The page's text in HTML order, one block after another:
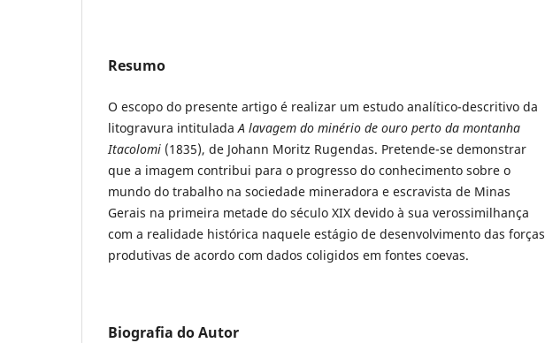
Resumo
O escopo do presente artigo é realizar um estudo analítico-descritivo da
litogravura intitulada A lavagem do minério de ouro perto da montanha
Itacolomi (1835), de Johann Moritz Rugendas. Pretende-se demonstrar
que a imagem contribui para o progresso do conhecimento sobre o
mundo do trabalho na sociedade mineradora e escravista de Minas
Gerais na primeira metade do século XIX devido à sua verossimilhança
com a realidade histórica naquele estágio de desenvolvimento das forças
produtivas de acordo com dados coligidos em fontes coevas.
Biografia do Autor